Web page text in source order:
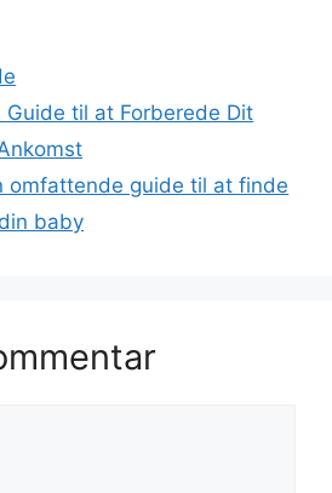
Guide til at Forberede Dit
omfattende guide til at finde
baby